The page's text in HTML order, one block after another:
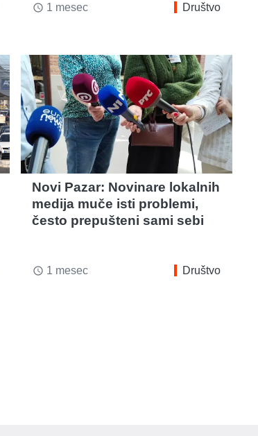
access_time 1 mesec Društvo
Novi Pazar: Novinare lokalnih
medija muče isti problemi,
često prepušteni sami sebi
access_time 1 mesec Društvo